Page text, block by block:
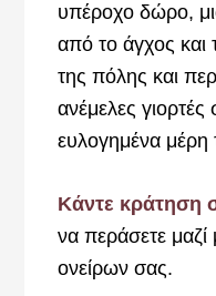
υπέροχο δώρο,
από το άγχος και
της πόλης και
ανέμελες
ευλογημένα μέρη
Κάντε κράτηση
να περάσετε
ονείρων σας.